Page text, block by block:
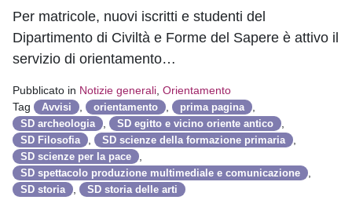
Per matricole, nuovi iscritti e studenti del
Dipartimento di Civiltà e Forme del Sapere è attivo il
servizio di orientamento…
Pubblicato in Notizie generali Orientamento
Tag
Avvisi orientamento prima pagina
SD archeologia SD egitto e vicino oriente antico
SD Filosofia SD scienze della formazione primaria
SD scienze per la pace
SD spettacolo produzione multimediale e comunicazione
SD storia SD storia delle arti